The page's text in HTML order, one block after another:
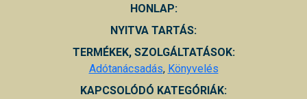
HONLAP:
NYITVA TARTÁS:
TERMÉKEK, SZOLGÁLTATÁSOK:
Adótanácsadás, Könyvelés
KAPCSOLÓDÓ KATEGÓRIÁK: